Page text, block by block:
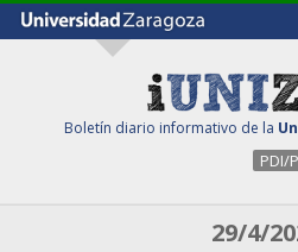
Boletín diario informativo de la
PDI/
29/4/